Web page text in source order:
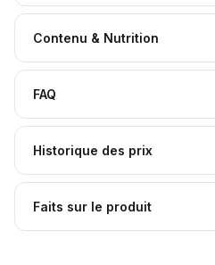
Contenu & Nutrition
FAQ
Historique des prix
Faits sur le produit